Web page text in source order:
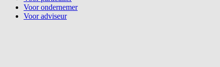
Voor ondernemer
Voor adviseur